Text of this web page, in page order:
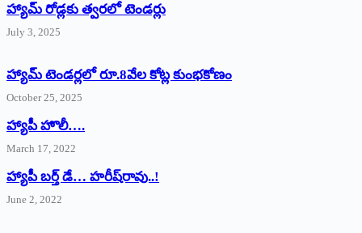
హ్యామ్‌ రోడ్లకు త్వరలో టెండర్లు
July 3, 2025
హ్యామ్‌ ‌టెండర్లలో రూ.8వేల కోట్ల కుంభకోణం
October 25, 2025
హ్యాపీ హొలీ….
March 17, 2022
హ్యాపీ బర్త్ ‌డే… హరీష్‌రావు..!
June 2, 2022